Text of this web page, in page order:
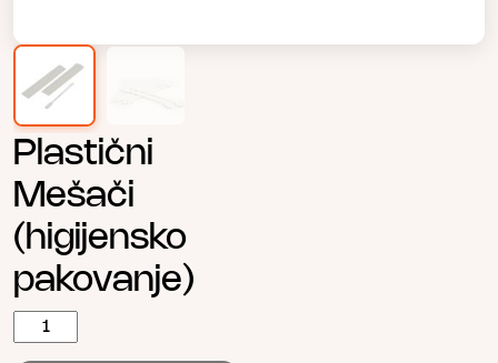
Plastični
Mešači
(higijensko
pakovanje)
Plastični
Mešači